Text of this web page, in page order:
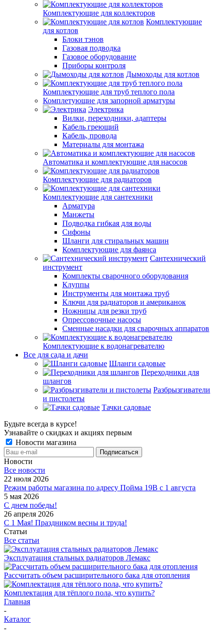
Комплектующие для коллекторов
Комплектующие
для котлов
Блоки тэнов
Газовая подводка
Газовое оборудование
Приборы контроля
Дымоходы для котлов
Комплектующие для труб теплого пола
Комплетующие для запорной арматуры
Электрика
Вилки, переходники, адаптеры
Кабель греющий
Кабель, провода
Материалы для монтажа
Автоматика и комплектующие для насосов
Комплектующие для радиаторов
Комплектующие для сантехники
Арматура
Манжеты
Подводка гибкая для воды
Сифоны
Шланги для стиральных машин
Комплектующие для фаянса
Сантехнический
инструмент
Комплекты сварочного оборудования
Клуппы
Инструменты для монтажа труб
Ключи для радиаторов и американок
Ножницы для резки труб
Опрессовочные насосы
Сменные насадки для сварочных аппаратов
Комплектующие к водонагревателю
Все для сада и дачи
Шланги садовые
Переходники для
шлангов
Разбрызгиватели
и пистолеты
Тачки садовые
Будьте всегда в курсе!
Узнавайте о скидках и акциях первым
Новости магазина
Новости
Все новости
22 июля 2026
Режим работы магазина по адресу Пойма 19В с 1 августа
5 мая 2026
С днем победы!
26 апреля 2026
С 1 Мая! Праздником весны и труда!
Статьи
Все статьи
Эксплуатация стальных радиаторов Лемакс
Рассчитать объем расширительного бака для отопления
Комплектация для тёплого пола, что купить?
Главная
-
Каталог
-